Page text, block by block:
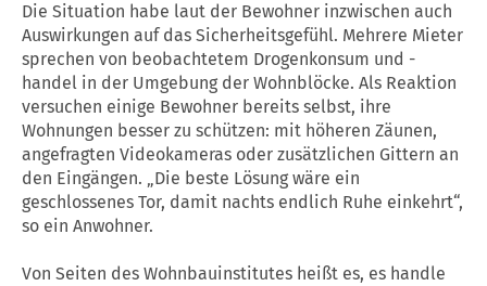
Die Situation habe laut der Bewohner inzwischen auch
Auswirkungen auf das Sicherheitsgefühl. Mehrere Mieter
sprechen von beobachtetem Drogenkonsum und -
handel in der Umgebung der Wohnblöcke. Als Reaktion
versuchen einige Bewohner bereits selbst, ihre
Wohnungen besser zu schützen: mit höheren Zäunen,
angefragten Videokameras oder zusätzlichen Gittern an
den Eingängen. „Die beste Lösung wäre ein
geschlossenes Tor, damit nachts endlich Ruhe einkehrt“,
so ein Anwohner.
Von Seiten des Wohnbauinstitutes heißt es, es handle